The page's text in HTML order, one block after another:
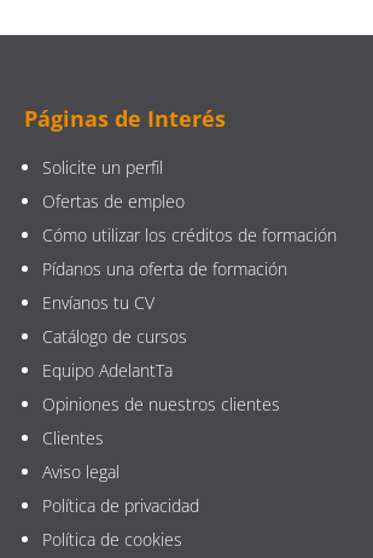
Páginas de Interés
Solicite un perfil
Ofertas de empleo
Cómo utilizar los créditos de formación
Pídanos una oferta de formación
Envíanos tu CV
Catálogo de cursos
Equipo AdelantTa
Opiniones de nuestros clientes
Clientes
Aviso legal
Política de privacidad
Política de cookies